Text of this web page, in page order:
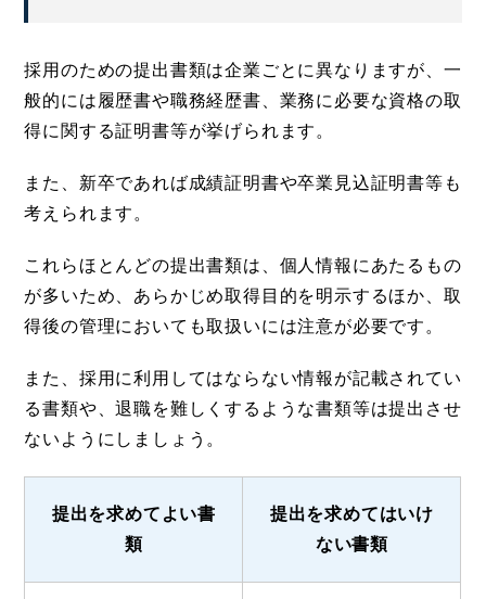
採用のための提出書類は企業ごとに異なりますが、一
般的には履歴書や職務経歴書、業務に必要な資格の取
得に関する証明書等が挙げられます。
また、新卒であれば成績証明書や卒業見込証明書等も
考えられます。
これらほとんどの提出書類は、個人情報にあたるもの
が多いため、あらかじめ取得目的を明示するほか、取
得後の管理においても取扱いには注意が必要です。
また、採用に利用してはならない情報が記載されてい
る書類や、退職を難しくするような書類等は提出させ
ないようにしましょう。
提出を求めてよい書
類
提出を求めてはいけ
ない書類